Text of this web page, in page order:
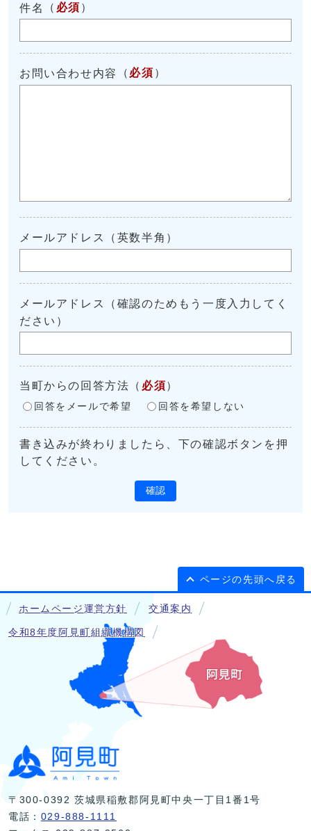
件名 （ 必須 ）
お問い合わせ内容 （ 必須 ）
メールアドレス（英数半角）
メールアドレス（確認のためもう一度入力してく
ださい）
当町からの回答方法 （ 必須 ）
回答をメールで希望 回答を希望しない
書き込みが終わりましたら、下の確認ボタンを押
してください。
確認
ページの先頭へ戻る
ホームページ運営方針 交通案内
令和8年度阿見町組織機構図
〒300-0392 茨城県稲敷郡阿見町中央一丁目1番1号
電話： 029-888-1111